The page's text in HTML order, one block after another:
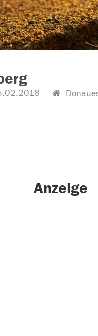
Anzeige